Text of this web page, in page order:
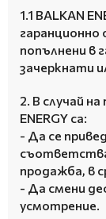
1.1 BALKAN
гаранционно
попълнени в
зачеркнати
2. В случай
ENERGY са:
- Да се
продажба, в
- Да смени
усмотрение.